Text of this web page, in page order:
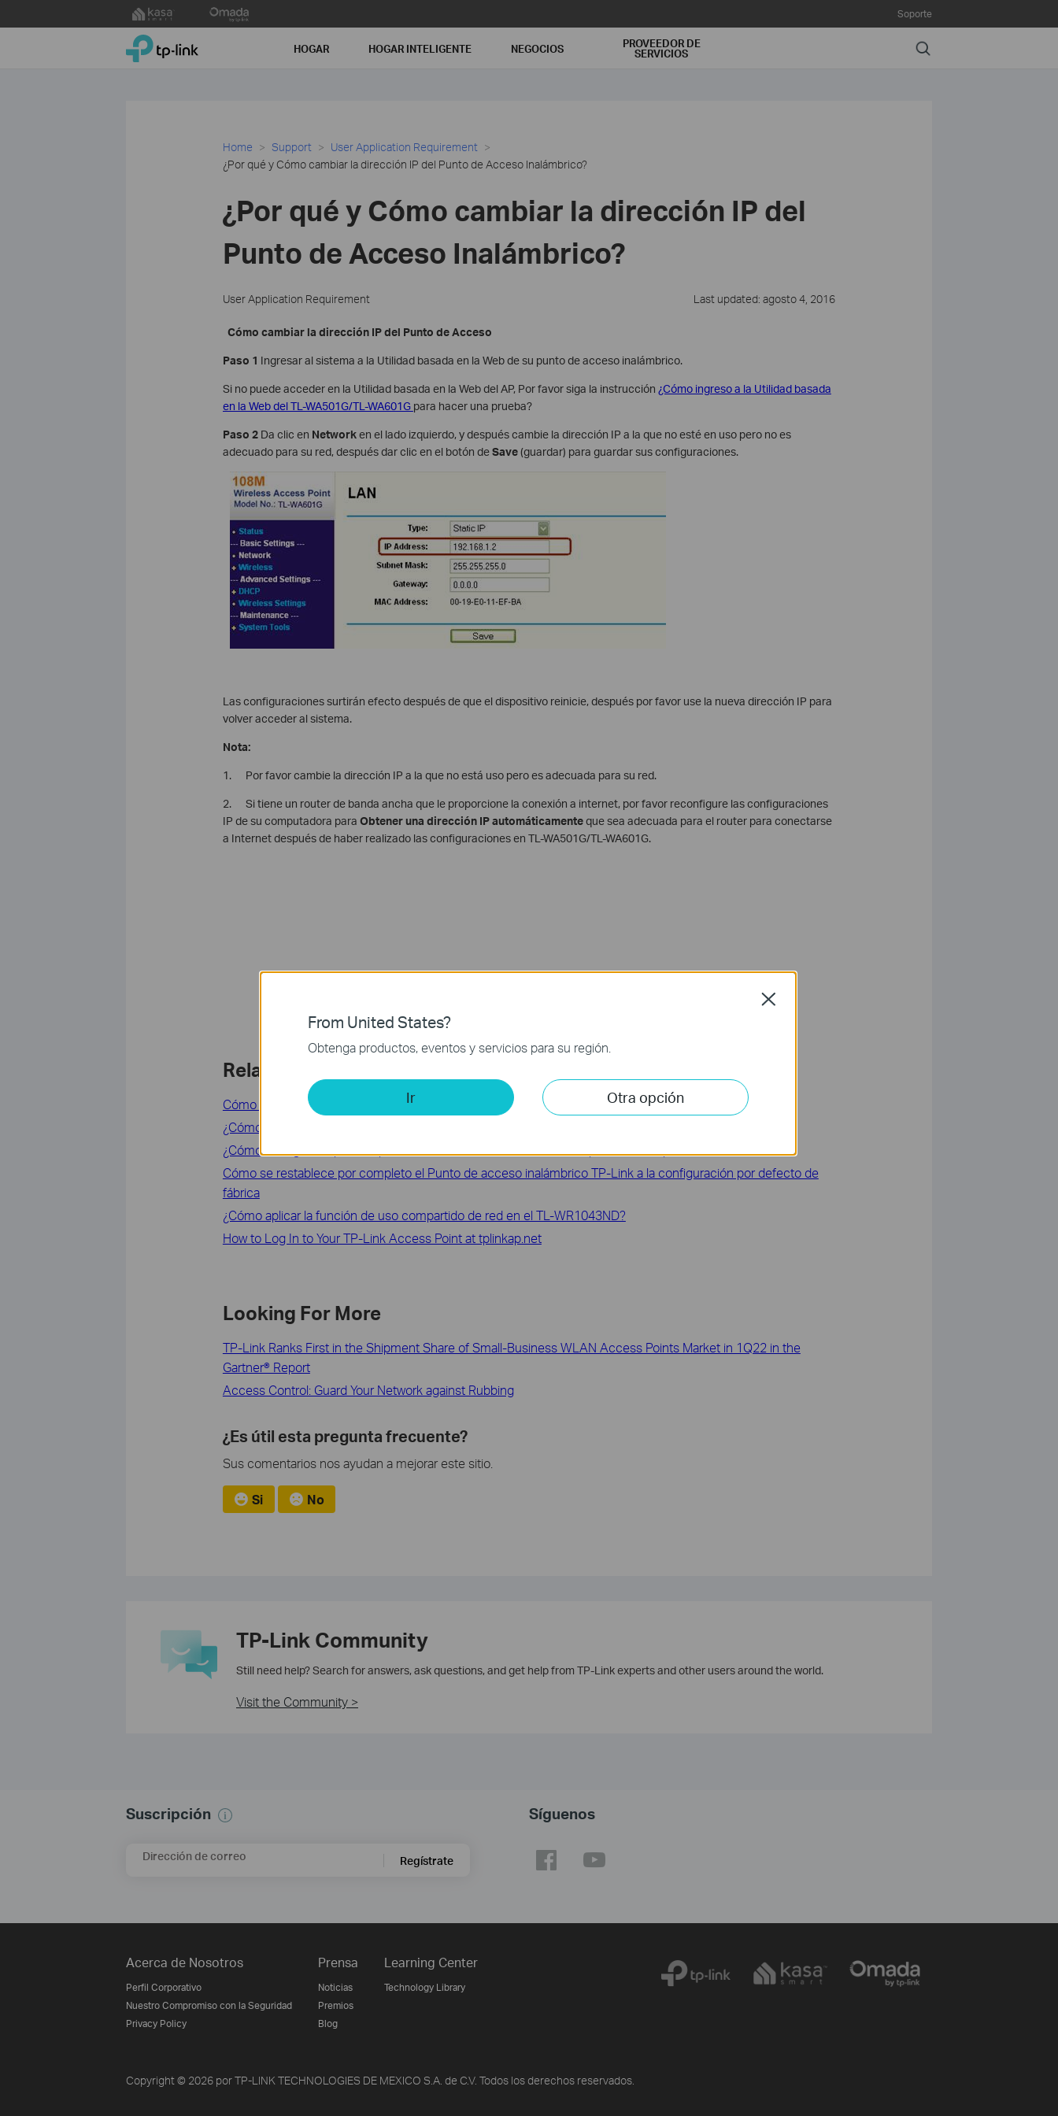
to
Soporte
TP-Link, Reliably Smart HOGAR HOGAR INTELIGENTE NEGOCIOS PROVEEDOR DE
SERVICIOS Search
Home Support
User Application Requirement
¿Por qué y Cómo cambiar la dirección IP del Punto de Acceso Inalámbrico?
¿Por qué y Cómo cambiar la dirección IP del
Punto de Acceso Inalámbrico?
User Application Requirement Last updated: agosto 4, 2016
Cómo cambiar la dirección IP del Punto de Acceso
Paso 1 Ingresar al sistema a la Utilidad basada en la Web de su punto de acceso inalámbrico.
Si no puede acceder en la Utilidad basada en la Web del AP, Por favor siga la instrucción ¿Cómo ingreso a la Utilidad basada
en la Web del TL-WA501G/TL-WA601G para hacer una prueba?
Paso 2 Da clic en Networken el lado izquierdo, y después cambie la dirección IP a la que no esté en uso pero no es
adecuado para su red, después dar clic en el botón deSave(guardar) para guardar sus configuraciones.
Las configuraciones surtirán efecto después de que el dispositivo reinicie, después por favor use la nueva dirección IP para
volver acceder al sistema.
Nota:
1. Por favor cambie la dirección IP a la que no está uso pero es adecuada para su red.
2. Si tiene un router de banda ancha que le proporcione la conexión a internet, por favor reconfigure las configuraciones
IP de su computadora para Obtener una dirección IP automáticamenteque sea adecuada para el router para conectarse
a Internet después de haber realizado las configuraciones en TL-WA501G/TL-WA601G.
Related FAQs
Cómo configurar el control de acceso en el Router TP-Link DSL
¿Cómo configuro el Punto de Acceso inalámbrico al modo de cliente - punto de acceso inalámbrico?
¿Cómo configuro el punto a punto de acceso inalámbrico al modo puente multi-punto?
Cómo se restablece por completo el Punto de acceso inalámbrico TP-Link a la configuración por defecto de
fábrica
¿Cómo aplicar la función de uso compartido de red en el TL-WR1043ND?
How to Log In to Your TP-Link Access Point at tplinkap.net
Looking For More
TP-Link Ranks First in the Shipment Share of Small-Business WLAN Access Points Market in 1Q22 in the
Gartner® Report
Access Control: Guard Your Network against Rubbing
¿Es útil esta pregunta frecuente?
Sus comentarios nos ayudan a mejorar este sitio.
Si No
TP-Link Community
Still need help? Search for answers, ask questions, and get help from TP-Link experts and other users around the world.
Visit the Community >
Suscripción
Dirección de correo Regístrate
Síguenos
Acerca de Nosotros
Perfil Corporativo
Nuestro Compromiso con la Seguridad
Privacy Policy
Prensa
Noticias
Premios
Blog
Learning Center
Technology Library
Copyright © 2026 por TP-LINK TECHNOLOGIES DE MEXICO S.A. de C.V. Todos los derechos reservados.
From United States?
Obtenga productos, eventos y servicios para su región.
Ir Otra opción
Close